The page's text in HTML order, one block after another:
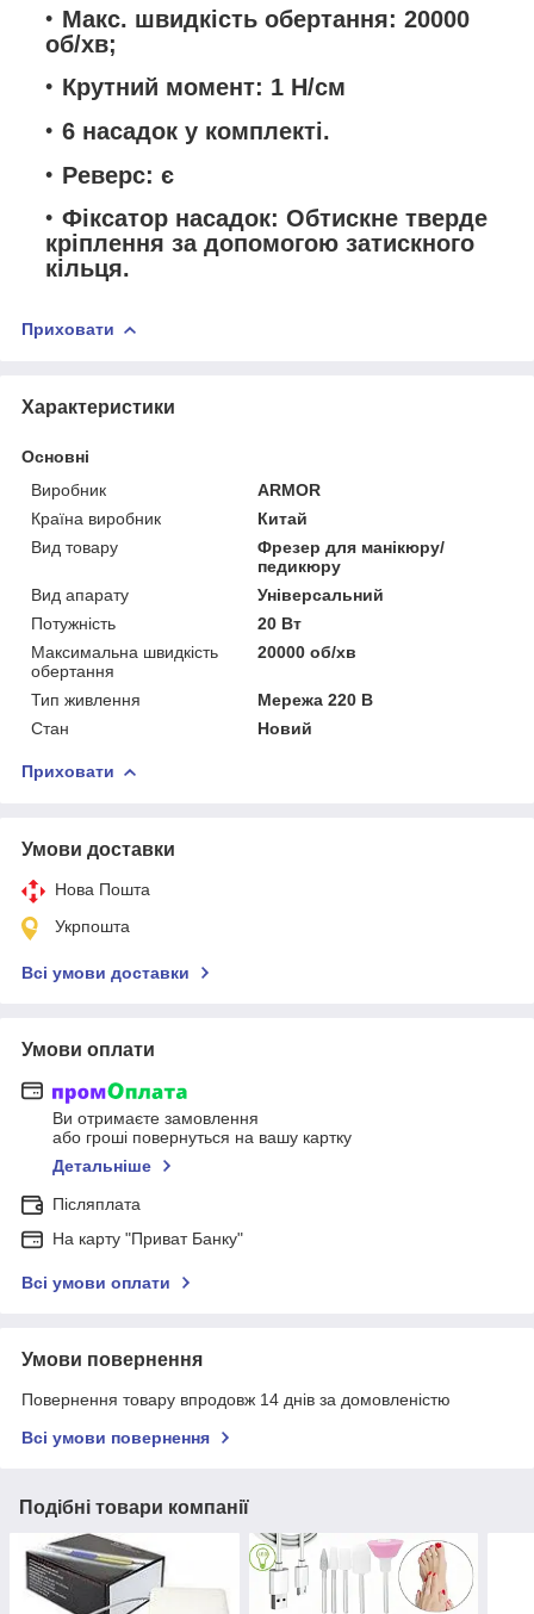
Макс. швидкість обертання: 20000
об/хв;
Крутний момент: 1 Н/см
6 насадок у комплекті.
Реверс: є
Фіксатор насадок: Обтискне тверде
кріплення за допомогою затискного
кільця.
Приховати
Характеристики
Основні
Виробник
ARMOR
Країна виробник
Китай
Вид товару
Фрезер для манікюру/
педикюру
Вид апарату
Універсальний
Потужність
20 Вт
Максимальна швидкість
обертання
20000 об/хв
Тип живлення
Мережа 220 В
Стан
Новий
Приховати
Умови доставки
Нова Пошта
Укрпошта
Всі умови доставки
Умови оплати
Ви отримаєте замовлення
або гроші повернуться на вашу картку
Детальніше
Післяплата
На карту "Приват Банку"
Всі умови оплати
Умови повернення
Повернення товару впродовж 14 днів за домовленістю
Всі умови повернення
Подібні товари компанії